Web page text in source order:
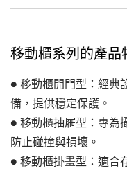
移動櫃系列的產品
● 移動櫃開門型：經典
備，提供穩定保護。
● 移動櫃抽屜型：專為
防止碰撞與損壞。
● 移動櫃掛畫型：適合